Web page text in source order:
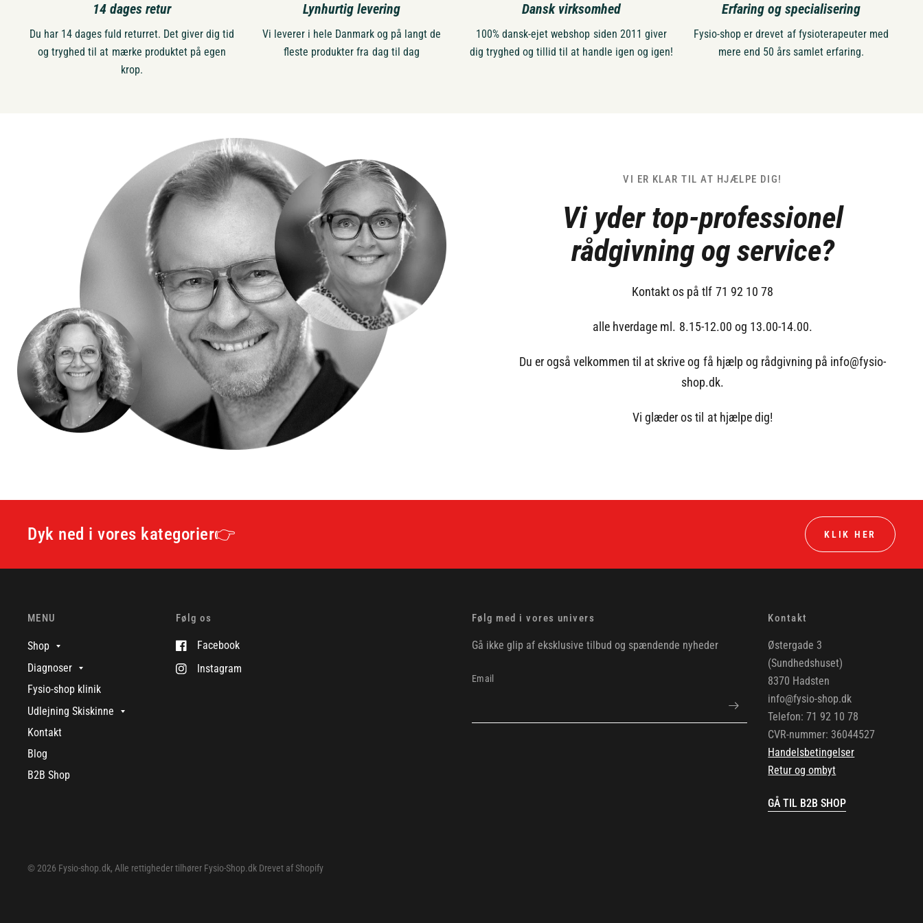
14 dages retur
Du har 14 dages fuld returret. Det giver dig tid
og tryghed til at mærke produktet på egen
krop.
Lynhurtig levering
Vi leverer i hele Danmark og på langt de
fleste produkter fra dag til dag
Dansk virksomhed
100% dansk-ejet webshop siden 2011 giver
dig tryghed og tillid til at handle igen og igen!
Erfaring og specialisering
Fysio-shop er drevet af fysioterapeuter med
mere end 50 års samlet erfaring.
VI ER KLAR TIL AT HJÆLPE DIG!
Vi yder top-professionel
rådgivning og service?
Kontakt os på tlf 71 92 10 78
alle hverdage ml. 8.15-12.00 og 13.00-14.00.
Du er også velkommen til at skrive og få hjælp og rådgivning på info@fysio-
shop.dk.
Vi glæder os til at hjælpe dig!
Dyk ned i vores kategorier👉 KLIK HER
MENU
Shop
Diagnoser
Fysio-shop klinik
Udlejning Skiskinne
Kontakt
Blog
B2B Shop
Følg os
Facebook
Instagram
Følg med i vores univers
Gå ikke glip af eksklusive tilbud og spændende nyheder
Email
Kontakt
Østergade 3
(Sundhedshuset)
8370 Hadsten
info@fysio-shop.dk
Telefon: 71 92 10 78
CVR-nummer: 36044527
Handelsbetingelser
Retur og ombyt
GÅ TIL B2B SHOP
© 2026 Fysio-shop.dk, Alle rettigheder tilhører Fysio-Shop.dk Drevet af Shopify